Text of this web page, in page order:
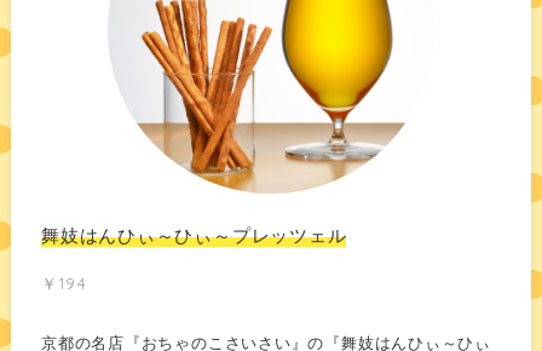
舞妓はんひぃ～ひぃ～プレッツェル
￥194
京都の名店『おちゃのこさいさい』の『舞妓はんひぃ～ひぃ